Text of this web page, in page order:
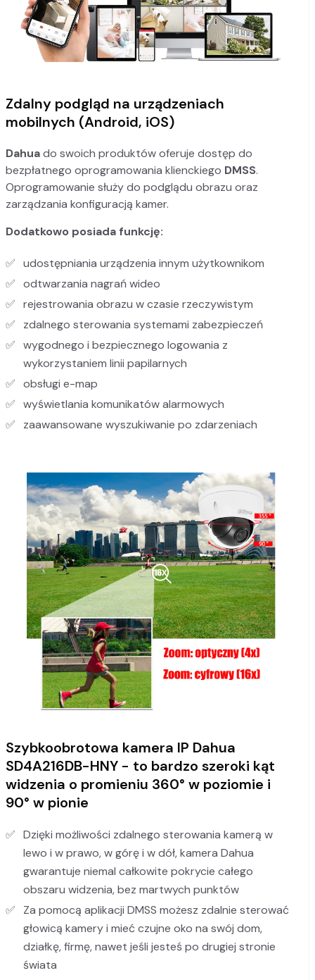
Zdalny podgląd na urządzeniach
mobilnych (Android, iOS)
Dahuado swoich produktów oferuje dostęp do
bezpłatnego oprogramowania klienckiego DMSS.
Oprogramowanie służy do podglądu obrazu oraz
zarządzania konfiguracją kamer.
Dodatkowo posiada funkcję:
udostępniania urządzenia innym użytkownikom
odtwarzania nagrań wideo
rejestrowania obrazu w czasie rzeczywistym
zdalnego sterowania systemami zabezpieczeń
wygodnego i bezpiecznego logowania z
wykorzystaniem linii papilarnych
obsługi e-map
wyświetlania komunikatów alarmowych
zaawansowane wyszukiwanie po zdarzeniach
Szybkoobrotowa kamera IP Dahua
SD4A216DB-HNY - to bardzo szeroki kąt
widzenia o promieniu 360° w poziomie i
90° w pionie
Dzięki możliwości zdalnego sterowania kamerą w
lewo i w prawo, w górę i w dół, kamera Dahua
gwarantuje niemal całkowite pokrycie całego
obszaru widzenia, bez martwych punktów
Za pomocą aplikacji DMSS możesz zdalnie sterować
głowicą kamery i mieć czujne oko na swój dom,
działkę, firmę, nawet jeśli jesteś po drugiej stronie
świata